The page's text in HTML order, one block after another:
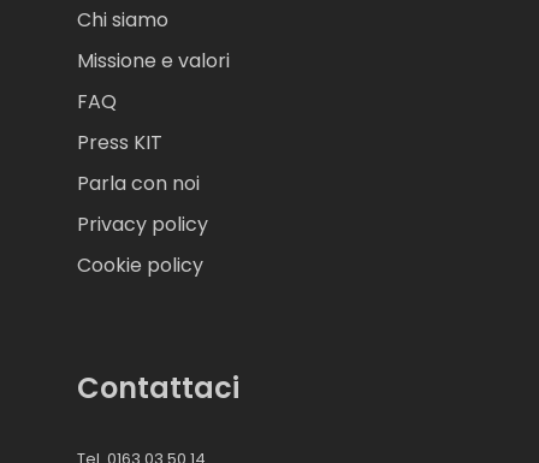
Chi siamo
Missione e valori
FAQ
Press KIT
Parla con noi
Privacy policy
Cookie policy
Contattaci